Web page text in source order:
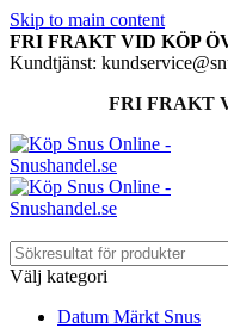
Skip to main content
FRI FRAKT VID KÖP
Kundtjänst:
FRI FRAKT
Välj kategori
Datum Märkt Snus